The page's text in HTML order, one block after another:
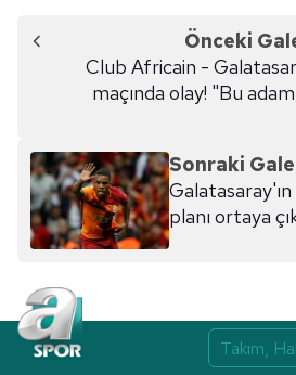
Önceki
Club Africain -
maçında olay! "Bu
Sonraki
planı ortaya